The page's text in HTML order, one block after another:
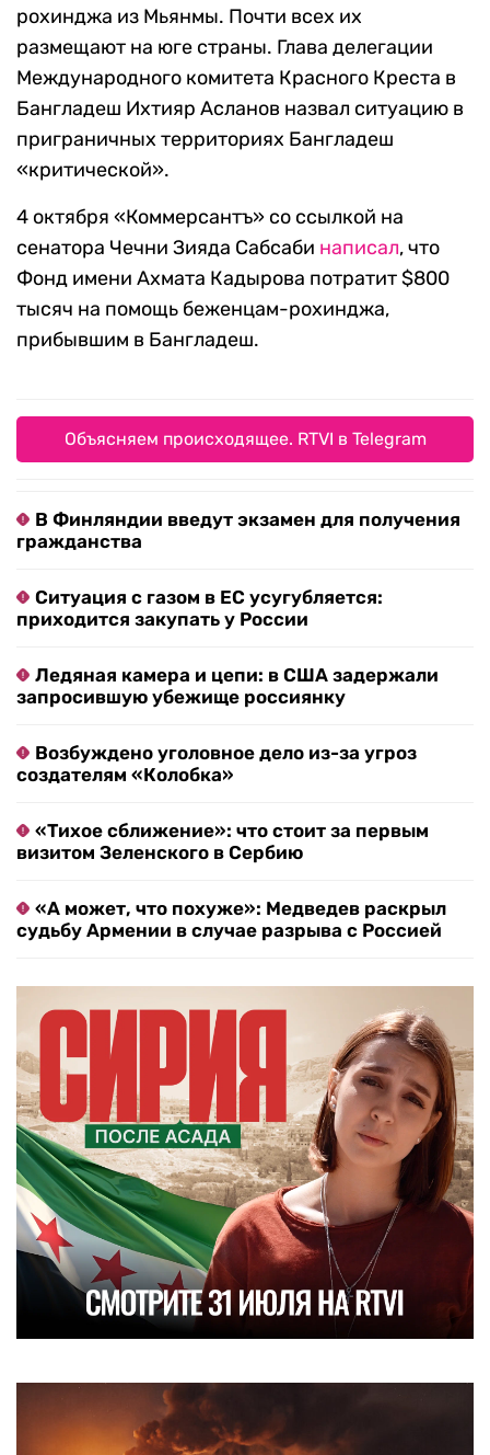
рохинджа из Мьянмы. Почти всех их
размещают на юге страны. Глава делегации
Международного комитета Красного Креста в
Бангладеш Ихтияр Асланов назвал ситуацию в
приграничных территориях Бангладеш
«критической».
4 октября «Коммерсантъ» со ссылкой на
сенатора Чечни Зияда Сабсаби написал, что
Фонд имени Ахмата Кадырова потратит $800
тысяч на помощь беженцам-рохинджа,
прибывшим в Бангладеш.
Объясняем происходящее. RTVI в Telegram
В Финляндии введут экзамен для получения
гражданства
Ситуация с газом в ЕС усугубляется:
приходится закупать у России
Ледяная камера и цепи: в США задержали
запросившую убежище россиянку
Возбуждено уголовное дело из-за угроз
создателям «Колобка»
«Тихое сближение»: что стоит за первым
визитом Зеленского в Сербию
«А может, что похуже»: Медведев раскрыл
судьбу Армении в случае разрыва с Россией